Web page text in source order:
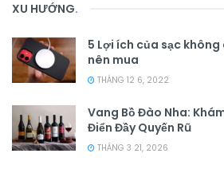
XU HƯỚNG.
5 Lợi ích của sạc
nên mua
THÁNG 12 6, 2022
Vang Bồ Đào Nha:
Điển Đầy Quyến Rũ
THÁNG 3 21, 2026